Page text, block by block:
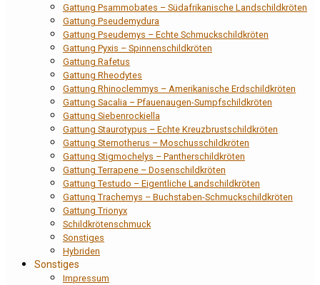
Gattung Psammobates – Südafrikanische Landschildkröten
Gattung Pseudemydura
Gattung Pseudemys – Echte Schmuckschildkröten
Gattung Pyxis – Spinnenschildkröten
Gattung Rafetus
Gattung Rheodytes
Gattung Rhinoclemmys – Amerikanische Erdschildkröten
Gattung Sacalia – Pfauenaugen-Sumpfschildkröten
Gattung Siebenrockiella
Gattung Staurotypus – Echte Kreuzbrustschildkröten
Gattung Sternotherus – Moschusschildkröten
Gattung Stigmochelys – Pantherschildkröten
Gattung Terrapene – Dosenschildkröten
Gattung Testudo – Eigentliche Landschildkröten
Gattung Trachemys – Buchstaben-Schmuckschildkröten
Gattung Trionyx
Schildkrötenschmuck
Sonstiges
Hybriden
Sonstiges
Impressum